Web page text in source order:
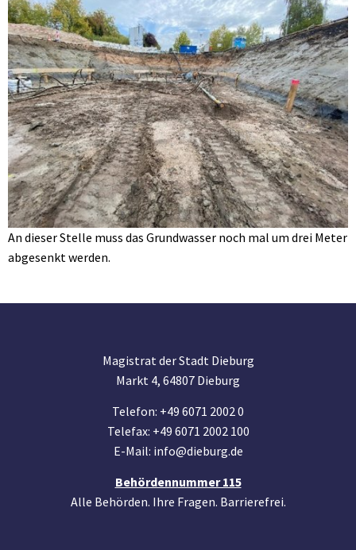
An dieser Stelle muss das Grundwasser noch mal um drei Meter
abgesenkt werden.
Magistrat der Stadt Dieburg
Markt 4, 64807 Dieburg
Telefon: +49 6071 2002 0
Telefax: +49 6071 2002 100
E-Mail: info@dieburg.de
Behördennummer 115
Alle Behörden. Ihre Fragen. Barrierefrei.